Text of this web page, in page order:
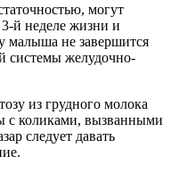
могут
й неделе жизни и
малыша не завершится
системы желудочно-
из грудного молока
с коликами, вызванными
следует давать